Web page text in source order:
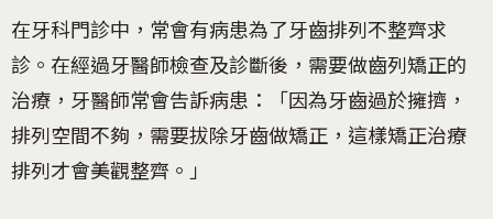
在牙科門診中，常會有病患為了牙齒排列不整齊求
診。在經過牙醫師檢查及診斷後，需要做齒列矯正的
治療，牙醫師常會告訴病患：「因為牙齒過於擁擠，
排列空間不夠，需要拔除牙齒做矯正，這樣矯正治療
排列才會美觀整齊。」